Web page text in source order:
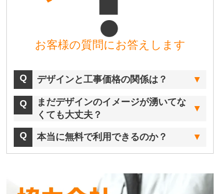
お客様の質問にお答えします
デザインと工事価格の関係は？
まだデザインのイメージが湧いてな
くても大丈夫？
本当に無料で利用できるのか？